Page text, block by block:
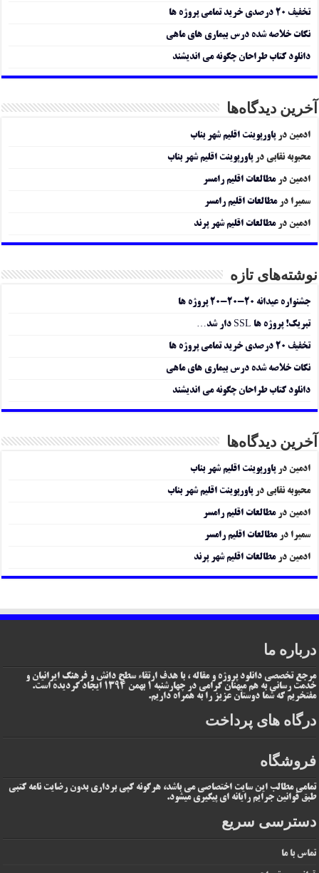
تخفیف ۲۰ درصدی خرید تمامی پروژه ها
نکات خلاصه شده درس بیماری های ماهی
دانلود کتاب طراحان چگونه می اندیشند
آخرین دیدگاه‌ها
ادمین درپاورپوینت اقلیم شهر بناب
محبوبه نقابی درپاورپوینت اقلیم شهر بناب
ادمین درمطالعات اقلیم رامسر
سمیرا درمطالعات اقلیم رامسر
ادمین درمطالعات اقلیم شهر پرند
نوشته‌های تازه
جشنواره عیدانه ۲۰-۲۰-۲۰ پروژه ها
تبریک! پروژه ها SSL دار شد…
تخفیف ۲۰ درصدی خرید تمامی پروژه ها
نکات خلاصه شده درس بیماری های ماهی
دانلود کتاب طراحان چگونه می اندیشند
آخرین دیدگاه‌ها
ادمین درپاورپوینت اقلیم شهر بناب
محبوبه نقابی درپاورپوینت اقلیم شهر بناب
ادمین درمطالعات اقلیم رامسر
سمیرا درمطالعات اقلیم رامسر
ادمین درمطالعات اقلیم شهر پرند
درباره ما
مرجع تخصصی دانلود پروژه و مقاله ، با هدف ارتقاء سطح دانش و فرهنگ ایرانیان و
خدمت رسانی به هم میهنان گرامی در چهارشنبه 1 بهمن 1394 ایجاد گردیده است.
مفتخریم که شما دوستان عزیز را به همراه داریم.
درگاه های پرداخت
فروشگاه
تمامی مطالب این سایت اختصاصی می باشد، هرگونه کپی برداری بدون رضایت نامه کتبی
طبق قوانین جرایم رایانه ای پیگیری میشود.
دسترسی سریع
تماس با ما